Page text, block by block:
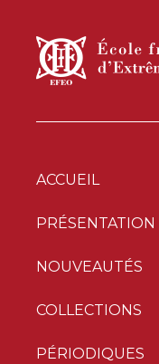
ACCUEIL
PRÉSENTATION
NOUVEAUTÉS
COLLECTIONS
PÉRIODIQUES